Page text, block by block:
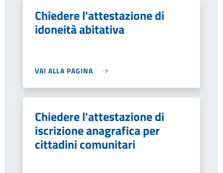
Chiedere l'attestazione di
idoneità abitativa
VAI ALLA PAGINA
Chiedere l'attestazione di
iscrizione anagrafica per
cittadini comunitari